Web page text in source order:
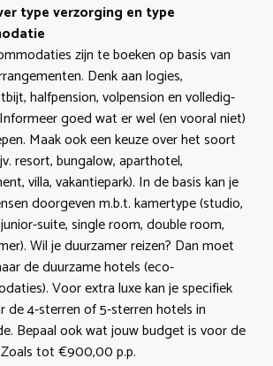
type verzorging en type
zijn te boeken op basis van
Denk aan logies,
halfpension, volpension en volledig-
goed wat er wel (en vooral niet)
Maak ook een keuze over het soort
resort, bungalow, aparthotel,
villa, vakantiepark). In de basis kan je
doorgeven m.b.t. kamertype (studio,
suite, single room, double room,
Wil je duurzamer reizen? Dan moet
de duurzame hotels (eco-
Voor extra luxe kan je specifiek
de 4-sterren of 5-sterren hotels in
Bepaal ook wat jouw budget is voor de
tot €900,00 p.p.